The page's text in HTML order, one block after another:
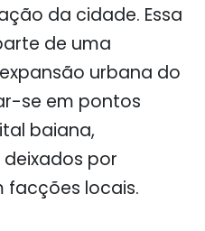
da cidade. Essa
de uma
urbana do
se em pontos
baiana,
por
facções locais.